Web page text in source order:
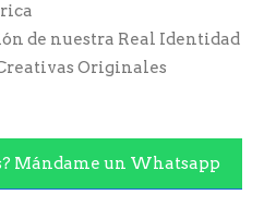
de nuestra Real Identidad
Originales
Mándame un Whatsapp